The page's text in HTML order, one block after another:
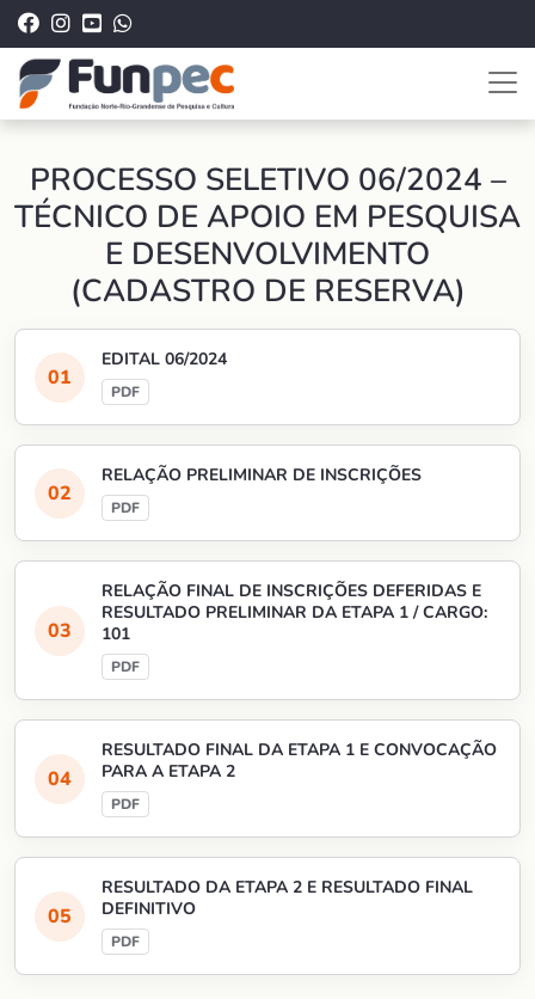
PROCESSO SELETIVO 06/2024 –
TÉCNICO DE APOIO EM PESQUISA
E DESENVOLVIMENTO
(CADASTRO DE RESERVA)
EDITAL 06/2024
RELAÇÃO PRELIMINAR DE INSCRIÇÕES
RELAÇÃO FINAL DE INSCRIÇÕES DEFERIDAS E
RESULTADO PRELIMINAR DA ETAPA 1 / CARGO:
101
RESULTADO FINAL DA ETAPA 1 E CONVOCAÇÃO
PARA A ETAPA 2
RESULTADO DA ETAPA 2 E RESULTADO FINAL
DEFINITIVO